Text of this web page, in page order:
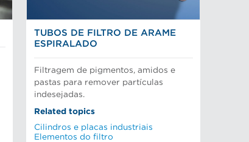
TUBOS DE FILTRO DE ARAME
ESPIRALADO
Filtragem de pigmentos, amidos e
pastas para remover partículas
indesejadas.
Related topics
Cilindros e placas industriais
Elementos do filtro